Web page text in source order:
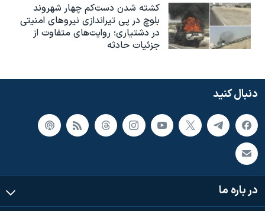
کشته شدن دست‌کم چهار شهروند
بلوچ در پی تیراندازی نیروهای امنیتی
در دشتیاری؛ روایت‌های متفاوت از
جزئیات حادثه
دنبال کنید
در باره ما